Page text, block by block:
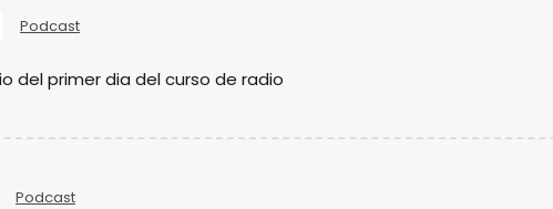
Podcast
del primer dia del curso de radio
Podcast